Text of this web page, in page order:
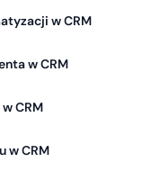
w CRM
w CRM
CRM
w CRM